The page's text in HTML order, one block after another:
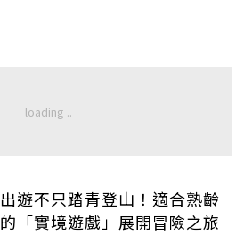
出遊不只踏青登山！適合熟齡
的「實境遊戲」展開冒險之旅